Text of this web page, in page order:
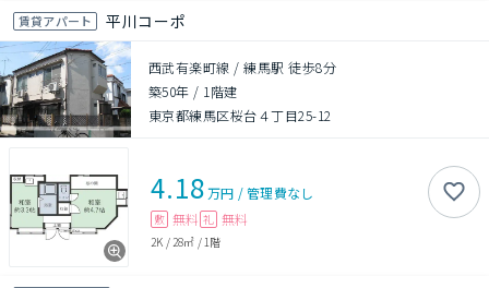
賃貸アパート 平川コーポ
西武有楽町線 / 練馬駅 徒歩8分
築50年 / 1階建
東京都練馬区桜台４丁目25-12
4.18万円 /管理費なし
敷 無料 礼 無料
2K / 28㎡ / 1階